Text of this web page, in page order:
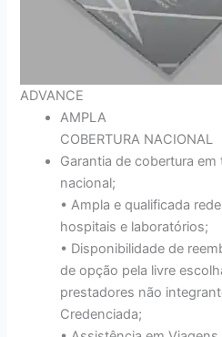
ADVANCE
AMPLA
COBERTURA NACIONAL
Garantia de cobertura
nacional;
• Ampla e qualificada
hospitais e laboratórios;
• Disponibilidade de
de opção pela livre
prestadores não
Credenciada;